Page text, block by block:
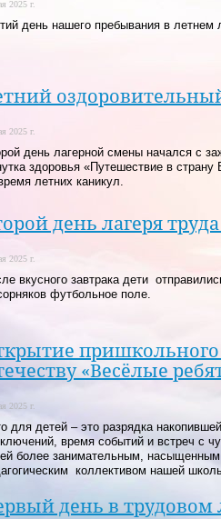
2025 г.
день нашего пребывания в летнем
2025 г.
день лагерной смены начался с
здоровья «Путешествие в страну
летних каникул.
день лагеря
2025 г.
вкусного завтрака дети
футбольное поле.
пришкольного
«Весёлые
2025 г.
для детей – это разрядка
время событий и встреч с
более занимательным,
коллективом нашей
день в трудовом